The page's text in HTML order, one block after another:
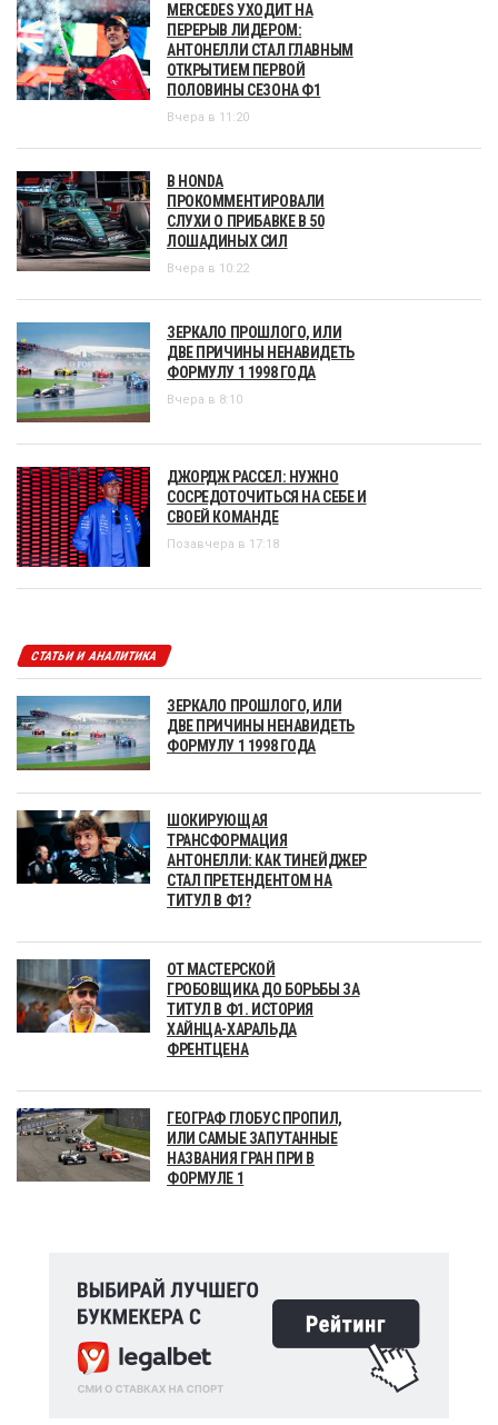
MERCEDES УХОДИТ НА
ПЕРЕРЫВ ЛИДЕРОМ:
АНТОНЕЛЛИ СТАЛ ГЛАВНЫМ
ОТКРЫТИЕМ ПЕРВОЙ
ПОЛОВИНЫ СЕЗОНА Ф1
Вчера в 11:20
В HONDA
ПРОКОММЕНТИРОВАЛИ
СЛУХИ О ПРИБАВКЕ В 50
ЛОШАДИНЫХ СИЛ
Вчера в 10:22
ЗЕРКАЛО ПРОШЛОГО, ИЛИ
ДВЕ ПРИЧИНЫ НЕНАВИДЕТЬ
ФОРМУЛУ 1 1998 ГОДА
Вчера в 8:10
ДЖОРДЖ РАССЕЛ: НУЖНО
СОСРЕДОТОЧИТЬСЯ НА СЕБЕ И
СВОЕЙ КОМАНДЕ
Позавчера в 17:18
СТАТЬИ И АНАЛИТИКА
ЗЕРКАЛО ПРОШЛОГО, ИЛИ
ДВЕ ПРИЧИНЫ НЕНАВИДЕТЬ
ФОРМУЛУ 1 1998 ГОДА
ШОКИРУЮЩАЯ
ТРАНСФОРМАЦИЯ
АНТОНЕЛЛИ: КАК ТИНЕЙДЖЕР
СТАЛ ПРЕТЕНДЕНТОМ НА
ТИТУЛ В Ф1?
ОТ МАСТЕРСКОЙ
ГРОБОВЩИКА ДО БОРЬБЫ ЗА
ТИТУЛ В Ф1. ИСТОРИЯ
ХАЙНЦА-ХАРАЛЬДА
ФРЕНТЦЕНА
ГЕОГРАФ ГЛОБУС ПРОПИЛ,
ИЛИ САМЫЕ ЗАПУТАННЫЕ
НАЗВАНИЯ ГРАН ПРИ В
ФОРМУЛЕ 1